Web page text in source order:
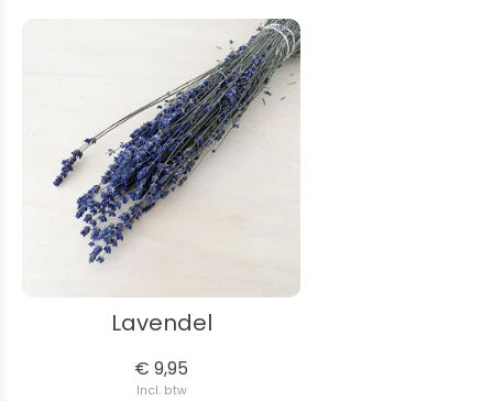
Lavendel
€ 9,95
Incl. btw